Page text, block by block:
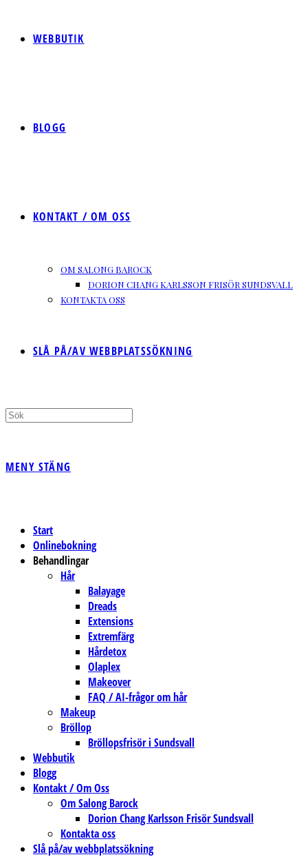
WEBBUTIK
BLOGG
KONTAKT / OM OSS
OM SALONG BAROCK
DORION CHANG KARLSSON FRISÖR SUNDSVALL
KONTAKTA OSS
SLÅ PÅ/AV WEBBPLATSSÖKNING
MENY STÄNG
Start
Onlinebokning
Behandlingar
Hår
Balayage
Dreads
Extensions
Extremfärg
Hårdetox
Olaplex
Makeover
FAQ / AI-frågor om hår
Makeup
Bröllop
Bröllopsfrisör i Sundsvall
Webbutik
Blogg
Kontakt / Om Oss
Om Salong Barock
Dorion Chang Karlsson Frisör Sundsvall
Kontakta oss
Slå på/av webbplatssökning